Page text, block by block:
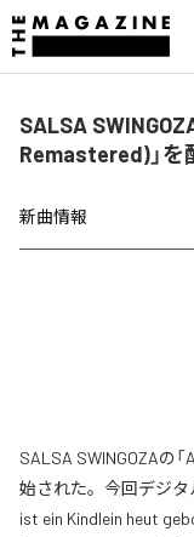
SALSA
Remastered)」を
新曲情報
SALSA SWINGOZAの
始された。今回デジタ
ist ein Kindlein heut